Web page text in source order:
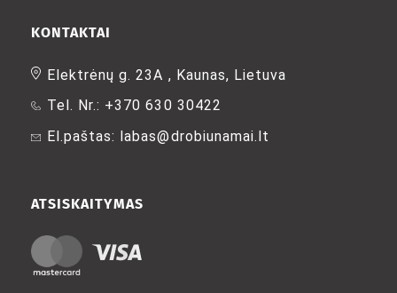
The
be
chosen
the
ATSISKAITYMAS
KONTAKTAI
Elektrėnų g. 23A , Kaunas, Lietuva
Tel. Nr.: +370 630 30422
El.paštas: labas@drobiunamai.lt